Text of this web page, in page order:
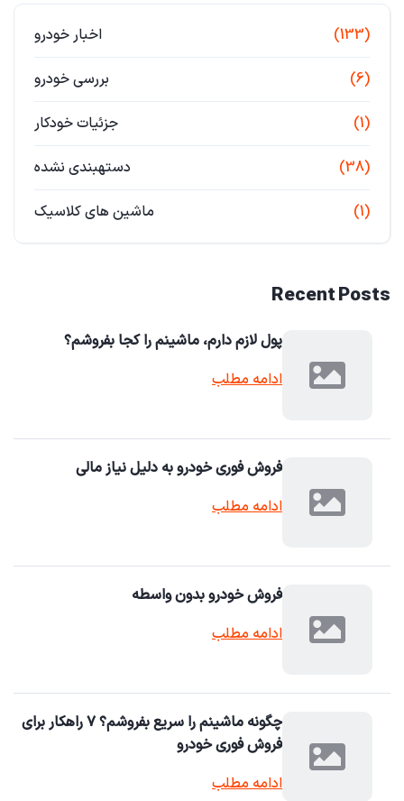
اخبار خودرو (133)
بررسی خودرو (6)
جزئیات خودکار (1)
دستهبندی نشده (38)
ماشین های کلاسیک (1)
Recent Posts
پول لازم دارم، ماشینم را کجا بفروشم؟
ادامه مطلب
فروش فوری خودرو به دلیل نیاز مالی
ادامه مطلب
فروش خودرو بدون واسطه
ادامه مطلب
چگونه ماشینم را سریع بفروشم؟ ۷ راهکار برای
فروش فوری خودرو
ادامه مطلب